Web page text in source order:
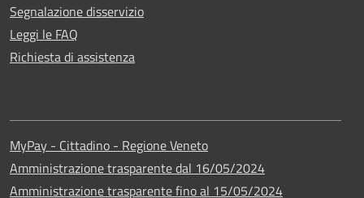
Segnalazione disservizio
Leggi le FAQ
Richiesta di assistenza
MyPay - Cittadino - Regione Veneto
Amministrazione trasparente dal 16/05/2024
Amministrazione trasparente fino al 15/05/2024